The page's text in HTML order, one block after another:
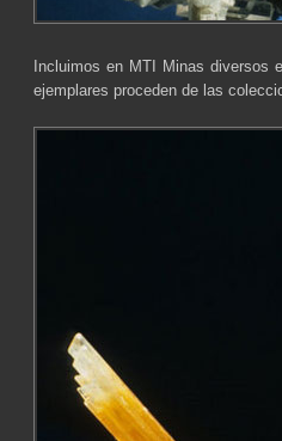
Incluimos en MTI Minas diversos
ejemplares proceden de las